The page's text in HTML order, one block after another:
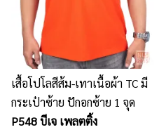
เสื้อโปโลสีส้ม-เทาเนื้อผ้า TC มี
กระเป๋าซ้าย ปักอกซ้าย 1 จุด
P548 บีเจ เพลตติ้ง